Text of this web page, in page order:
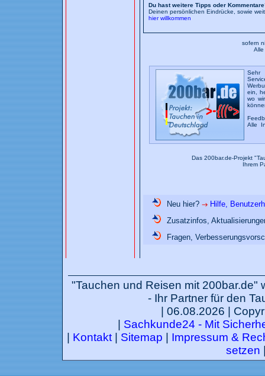
Du hast weitere Tipps oder
Deinen persönlichen Eindrücke, sowie
hier willkommen
sofern
Alle
Sehr
ein,
wo
Alle
Das 200bar.de-Projekt
Ihrem
Neu hier?
Hilfe,
Zusatzinfos,
Fragen,
"Tauchen und Reisen mit 200bar.de"
- Ihr Partner für den
| 06.08.2026 |
Sachkunde24 - Mit
Kontakt| Sitemap
Impressum &
setzen